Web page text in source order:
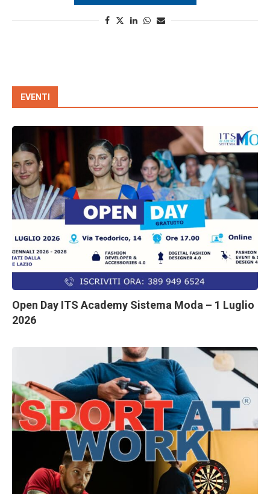
EVENTI
Open Day ITS Academy Sistema Moda – 1 Luglio
2026